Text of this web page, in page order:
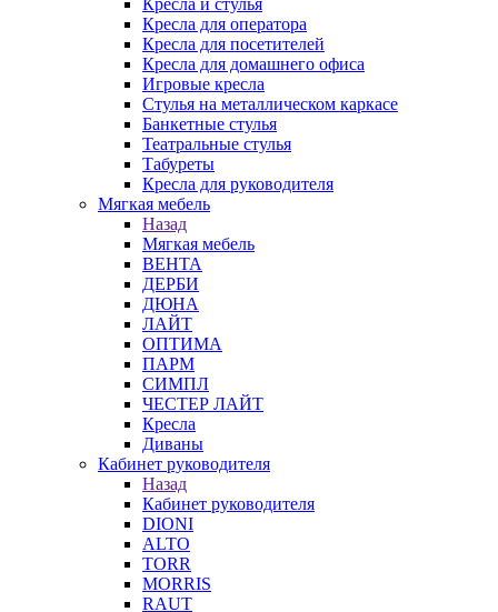
Кресла и стулья
Кресла для оператора
Кресла для посетителей
Кресла для домашнего офиса
Игровые кресла
Стулья на металлическом каркасе
Банкетные стулья
Театральные стулья
Табуреты
Кресла для руководителя
Мягкая мебель
Назад
Мягкая мебель
ВЕНТА
ДЕРБИ
ДЮНА
ЛАЙТ
ОПТИМА
ПАРМ
СИМПЛ
ЧЕСТЕР ЛАЙТ
Кресла
Диваны
Кабинет руководителя
Назад
Кабинет руководителя
DIONI
ALTO
TORR
MORRIS
RAUT